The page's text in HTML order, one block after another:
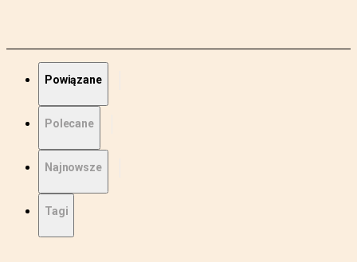
Powiązane
Polecane
Najnowsze
Tagi